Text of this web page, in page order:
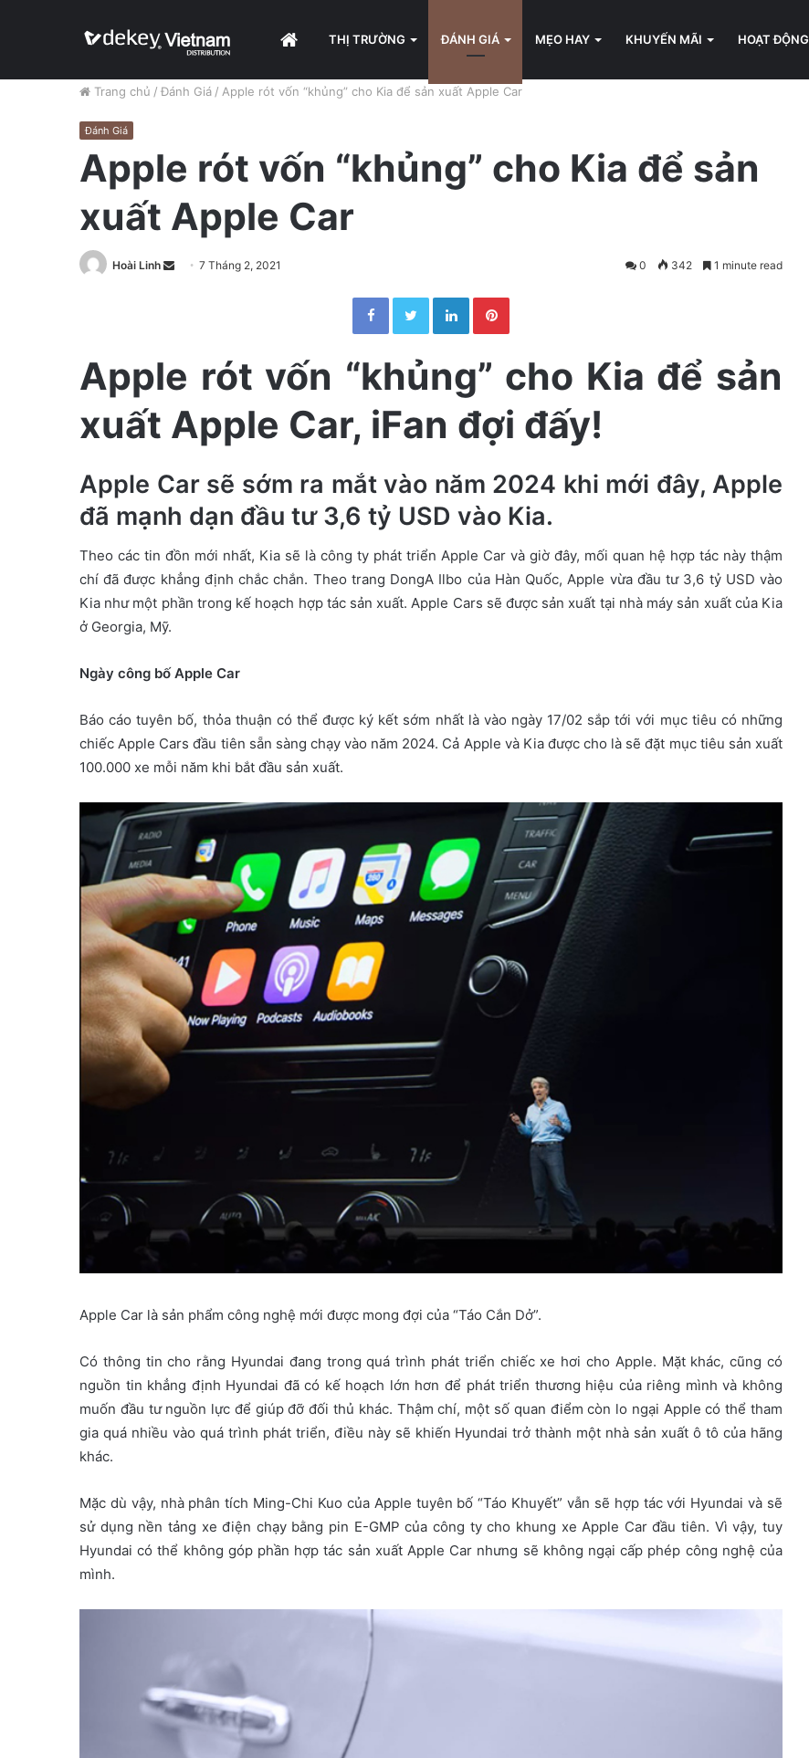
HOMETHỊ TRƯỜNG ĐÁNH GIÁ MẸO HAY KHUYẾN MÃI HOẠT ĐỘNG
Trang chủ / Đánh Giá / Apple rót vốn “khủng” cho Kia để sản xuất Apple Car
Đánh Giá
Apple rót vốn “khủng” cho Kia để sản
xuất Apple Car
Hoài Linh
n
m
a
l
7 Tháng 2, 2021 0 342 1 minute read
Facebook Twitter LinkedIn
Apple rót vốn “khủng” cho Kia để sản
xuất Apple Car, iFan đợi đấy!
Apple Car sẽ sớm ra mắt vào năm 2024 khi mới đây, Apple
đã mạnh dạn đầu tư 3,6 tỷ USD vào Kia.
Theo các tin đồn mới nhất, Kia sẽ là công ty phát triển Apple Car và giờ đây, mối quan hệ hợp tác này thậm
chí đã được khẳng định chắc chắn. Theo trang DongA Ilbo của Hàn Quốc, Apple vừa đầu tư 3,6 tỷ USD vào
Kia như một phần trong kế hoạch hợp tác sản xuất. Apple Cars sẽ được sản xuất tại nhà máy sản xuất của Kia
ở Georgia, Mỹ.
Ngày công bố Apple Car
Báo cáo tuyên bố, thỏa thuận có thể được ký kết sớm nhất là vào ngày 17/02 sắp tới với mục tiêu có những
chiếc Apple Cars đầu tiên sẵn sàng chạy vào năm 2024. Cả Apple và Kia được cho là sẽ đặt mục tiêu sản xuất
100.000 xe mỗi năm khi bắt đầu sản xuất.
Apple Car là sản phẩm công nghệ mới được mong đợi của “Táo Cắn Dở”.
Có thông tin cho rằng Hyundai đang trong quá trình phát triển chiếc xe hơi cho Apple. Mặt khác, cũng có
nguồn tin khẳng định Hyundai đã có kế hoạch lớn hơn để phát triển thương hiệu của riêng mình và không
muốn đầu tư nguồn lực để giúp đỡ đối thủ khác. Thậm chí, một số quan điểm còn lo ngại Apple có thể tham
gia quá nhiều vào quá trình phát triển, điều này sẽ khiến Hyundai trở thành một nhà sản xuất ô tô của hãng
khác.
Mặc dù vậy, nhà phân tích Ming-Chi Kuo của Apple tuyên bố “Táo Khuyết” vẫn sẽ hợp tác với Hyundai và sẽ
sử dụng nền tảng xe điện chạy bằng pin E-GMP của công ty cho khung xe Apple Car đầu tiên. Vì vậy, tuy
Hyundai có thể không góp phần hợp tác sản xuất Apple Car nhưng sẽ không ngại cấp phép công nghệ của
mình.